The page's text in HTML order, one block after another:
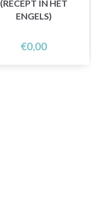
(RECEPT IN HET
ENGELS)
€0,00